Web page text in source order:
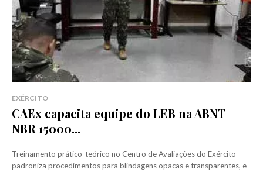
EXÉRCITO
CAEx capacita equipe do LEB na ABNT
NBR 15000...
Treinamento prático-teórico no Centro de Avaliações do Exército
padroniza procedimentos para blindagens opacas e transparentes, e